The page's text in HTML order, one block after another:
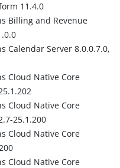
11.4.0
Billing and Revenue
Calendar Server 8.0.0.7.0,
Cloud Native Core
Cloud Native Core
25.1.200
Cloud Native Core
Cloud Native Core